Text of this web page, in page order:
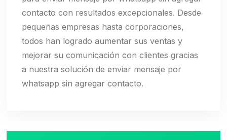
contacto con resultados excepcionales. Desde
pequeñas empresas hasta corporaciones,
todos han logrado aumentar sus ventas y
mejorar su comunicación con clientes gracias
a nuestra solución de enviar mensaje por
whatsapp sin agregar contacto.